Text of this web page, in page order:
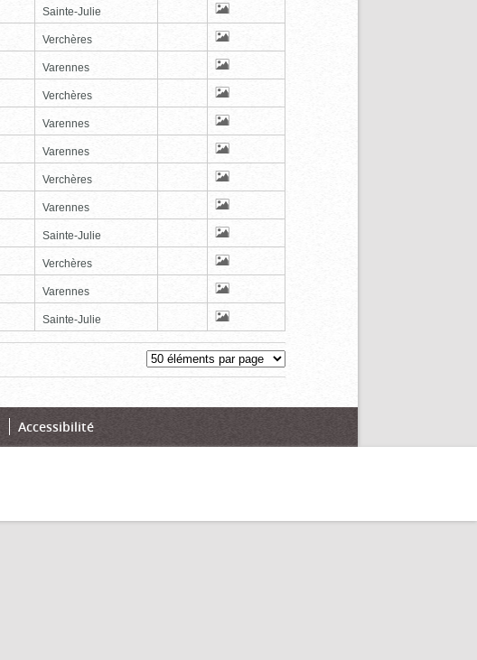
Sainte-Julie
Verchères
Varennes
Verchères
Varennes
Varennes
Verchères
Varennes
Sainte-Julie
Verchères
Varennes
Sainte-Julie
Accessibilité